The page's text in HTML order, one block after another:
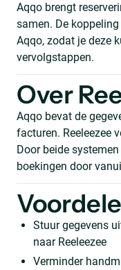
Aqqo brengt
samen. De
Aqqo, zodat je deze
vervolgstappen.
Over
Aqqo bevat de
facturen. Reeleezee
Door beide
boekingen door
Stuur gegevens
naar Reeleezee
Verminder